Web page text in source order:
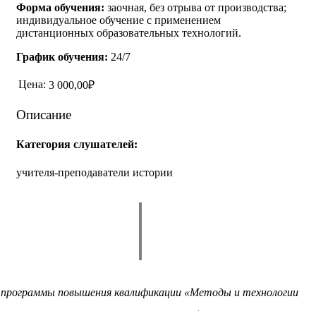
Форма обучения: заочная, без отрыва от производства;
индивидуальное обучение с применением
дистанционных образовательных технологий.
График обучения: 24/7
Цена: 3 000,00₽
Описание
Категория слушателей:
учителя-преподаватели истории
повышения квалификации «Методы и технологии